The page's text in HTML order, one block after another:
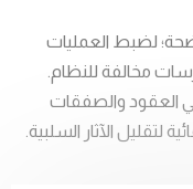
لضبط العمليات
مخالفة للنظام.
في العقود والصفقات
لتقليل الآثار السلبية.